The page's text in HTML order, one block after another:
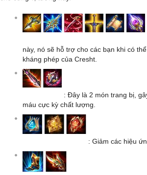
này, nó sẽ hỗ trợ cho các bạn khi có
kháng phép của Cresht.
: Đây là 2 món trang bị,
máu cực kỳ chất lượng.
: Giảm các hiệu